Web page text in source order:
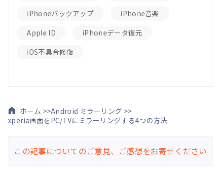
iPhoneバックアップ
iPhone音楽
Apple ID
iPhoneデータ復元
iOS不具合修復
ホーム >>Android ミラーリング >>
xperia画面をPC/TVにミラーリングする4つの方法
この記事についてのご意見、ご感想をお寄せください